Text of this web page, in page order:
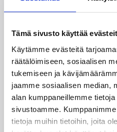
Tämä sivusto käyttää
Käytämme evästeitä
räätälöimiseen, sosiaalisen
tukemiseen ja
jaamme sosiaalisen median,
alan kumppaneillemme
sivustoamme.
tietoja muihin tietoihin, joita
Mystics nousi
voittoon
Kuier viisi
WNBA:ssa Dallas Wings